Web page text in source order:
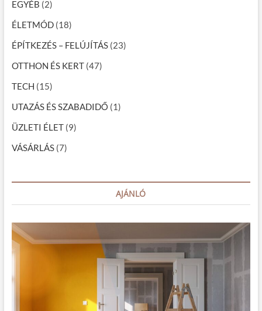
g
á
c
i
ó
EGYÉB (2)
ÉLETMÓD(18)
ÉPÍTKEZÉS – FELÚJÍTÁS(23)
OTTHON ÉS KERT(47)
TECH (15)
UTAZÁS ÉS SZABADIDŐ (1)
ÜZLETI ÉLET(9)
VÁSÁRLÁS(7)
AJÁNLÓ